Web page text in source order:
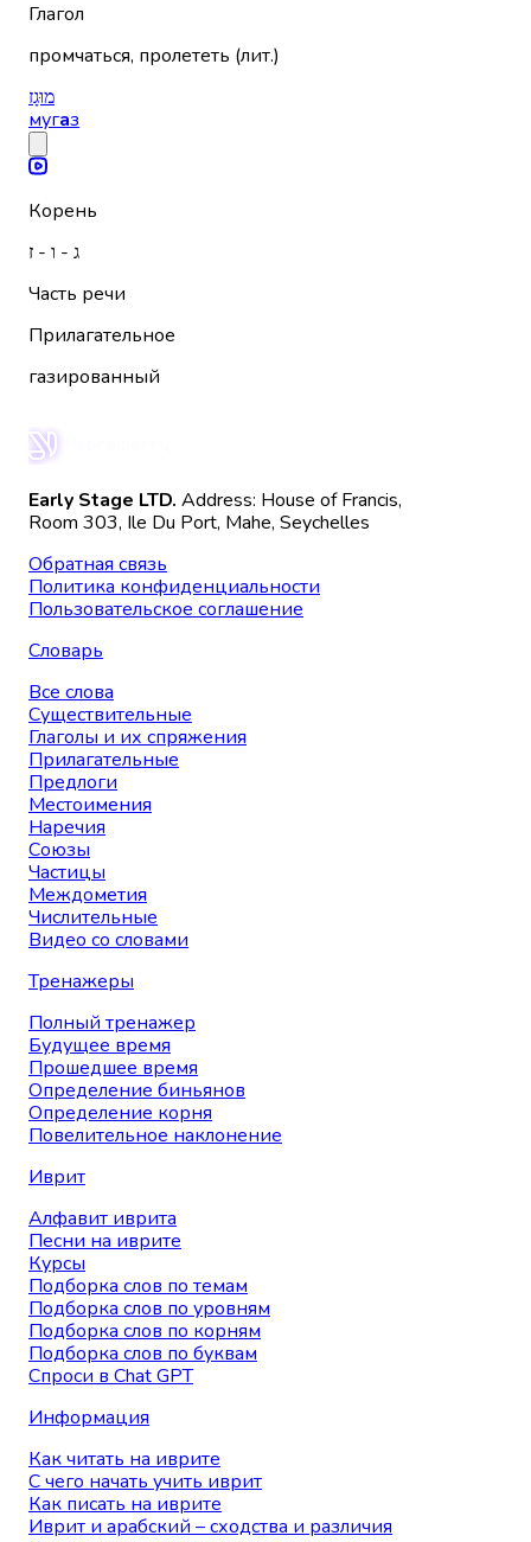
Глагол
промчаться, пролететь (лит.)
מוּגָז
мугаз
Корень
ג - ו - ז
Часть речи
Прилагательное
газированный
Early Stage LTD. Address: House of Francis,
Room 303, Ile Du Port, Mahe, Seychelles
Обратная связь
Политика конфиденциальности
Пользовательское соглашение
Словарь
Все слова
Существительные
Глаголы и их спряжения
Прилагательные
Предлоги
Местоимения
Наречия
Союзы
Частицы
Междометия
Числительные
Видео со словами
Тренажеры
Полный тренажер
Будущее время
Прошедшее время
Определение биньянов
Определение корня
Повелительное наклонение
Иврит
Алфавит иврита
Песни на иврите
Курсы
Подборка слов по темам
Подборка слов по уровням
Подборка слов по корням
Подборка слов по буквам
Спроси в Chat GPT
Информация
Как читать на иврите
С чего начать учить иврит
Как писать на иврите
Иврит и арабский – сходства и различия